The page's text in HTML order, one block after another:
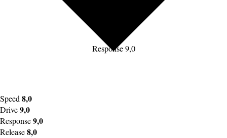
Response 9,0
Speed 8,0
Drive9,0
Response9,0
Release8,0